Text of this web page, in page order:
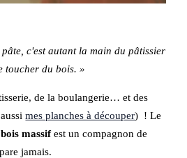
c'est autant la main du pâtissier
toucher du bois. »
de la boulangerie… et des
aussimes planches à découper) ! Le
massifest un compagnon de
jamais.